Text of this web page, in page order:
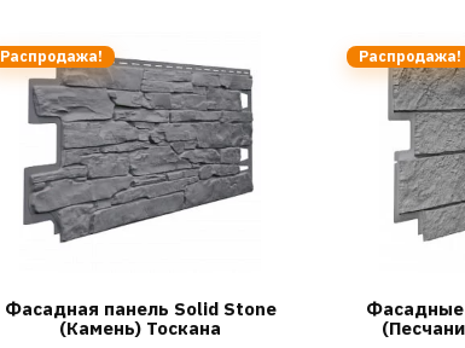
Распродажа!
Фасадная панель Solid Stone
(Камень) Тоскана
Распродажа!
Фасадные